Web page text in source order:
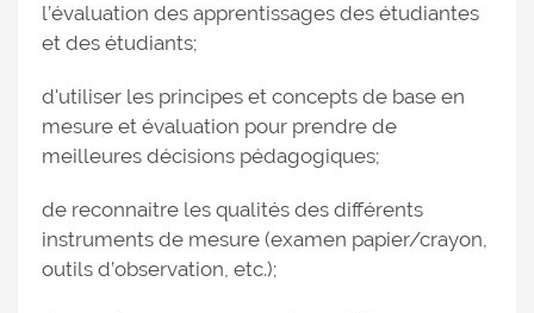
l’évaluation des apprentissages des étudiantes
et des étudiants;
d'utiliser les principes et concepts de base en
mesure et évaluation pour prendre de
meilleures décisions pédagogiques;
de reconnaitre les qualités des différents
instruments de mesure (examen papier/crayon,
outils d’observation, etc.);